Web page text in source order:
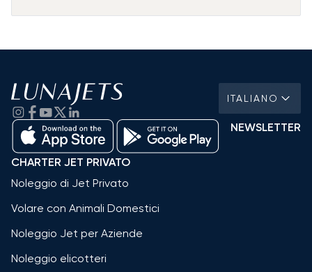
ITALIANO
NEWSLETTER
CHARTER JET PRIVATO
Noleggio di Jet Privato
Volare con Animali Domestici
Noleggio Jet per Aziende
Noleggio elicotteri